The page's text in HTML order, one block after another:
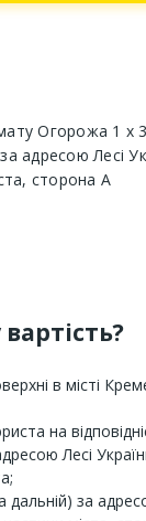
Огорожа 1 х
адресою Лесі
сторона А
в місті
на
Лесі
дальній) за